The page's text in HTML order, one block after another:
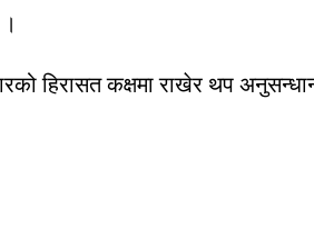
हिरासत कक्षमा राखेर थप